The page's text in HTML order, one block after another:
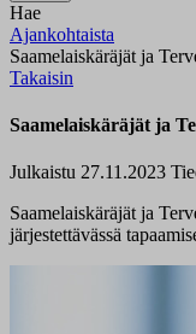
Hae
Ajankohtaista
Saamelaiskäräjät ja
Takaisin
Saamelaiskäräjät ja
Julkaistu 27.11.2023
Saamelaiskäräjät ja
järjestettävässä